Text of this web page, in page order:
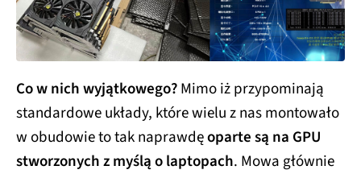
Co w nich wyjątkowego?Mimo iż przypominają
standardowe układy, które wielu z nas montowało
w obudowie to tak naprawdęoparte są na GPU
stworzonych z myślą o laptopach. Mowa głównie